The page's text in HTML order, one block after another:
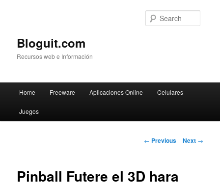
Bloguit.com
Recursos web e Información
Skip
to
Home Freeware Aplicaciones Online Celulares
Juegos
Post
← Previous Next →
Pinball Futere el 3D hara